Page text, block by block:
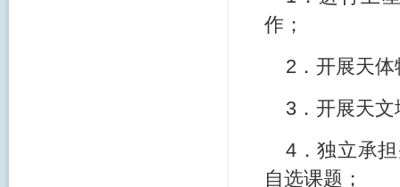
作；
2．开展天
3．开展天
4．独立承
自选课题；